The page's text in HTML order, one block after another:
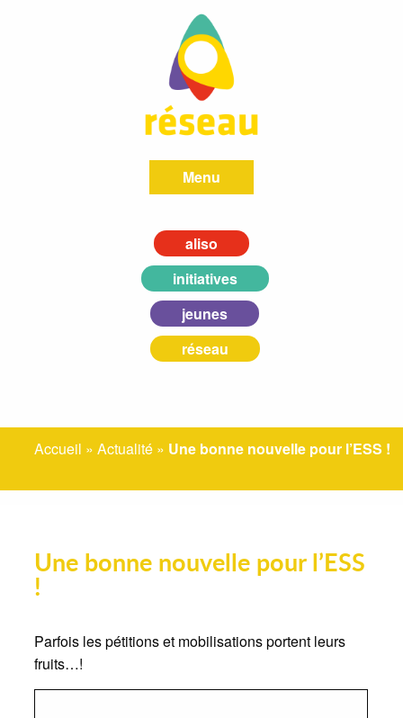
Menu
aliso
initiatives
jeunes
réseau
Accueil »Actualité » Une bonne nouvelle pour l’ESS !
Une bonne nouvelle pour l’ESS
!
Parfois les pétitions et mobilisations portent leurs
fruits…!